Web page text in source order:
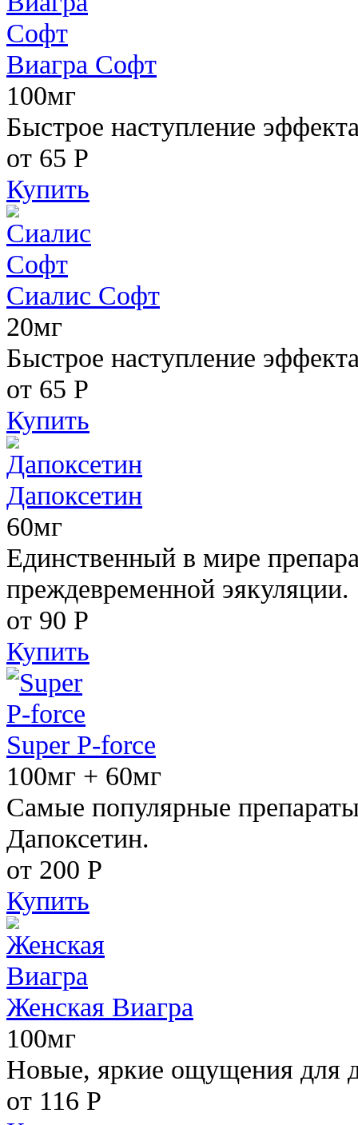
Виагра Софт
100мг
Быстрое наступление
от 65 Р
Купить
Сиалис Софт
20мг
Быстрое наступление
от 65 Р
Купить
Дапоксетин
60мг
Единственный в мире
преждевременной эякуляции.
от 90 Р
Купить
Super P-force
100мг + 60мг
Самые популярные
Дапоксетин.
от 200 Р
Купить
Женская Виагра
100мг
Новые, яркие ощущения для
от 116 Р